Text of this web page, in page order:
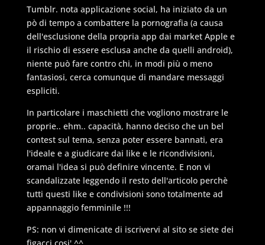
Tumblr. nota applicazione social, ha iniziato da un
pò di tempo a combattere la pornografia (a causa
dell'esclusione della propria app dai market Apple e
il rischio di essere esclusa anche da quelli android),
niente può fare contro chi, in modi più o meno
fantasiosi, cerca comunque di mandare messaggi
espliciti.
In particolare i maschietti che vogliono mostrare le
proprie.. ehm.. capacità, hanno deciso che un bel
contest sul tema, senza poter essere bannati, era
l'ideale e a giudicare dai like e le ricondivisioni,
oramai l'idea si può definire vincente. E non vi
scandalizzate leggendo il resto dell'articolo perchè
tutti questi like e condivisioni sono totalmente ad
appannaggio femminile !!!
PS: non vi dimenicate di iscrivervi al sito se siete dei